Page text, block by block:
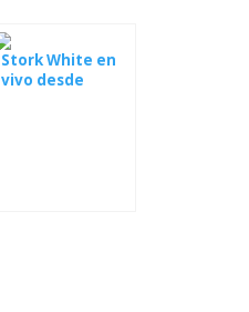
Stork White en
vivo desde